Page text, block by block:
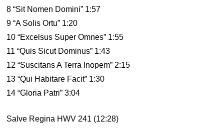
8 “Sit Nomen Domini” 1:57
9 “A Solis Ortu” 1:20
10 “Excelsus Super Omnes” 1:55
11 “Quis Sicut Dominus” 1:43
12 “Suscitans A Terra Inopem” 2:15
13 “Qui Habitare Facit” 1:30
14 “Gloria Patri” 3:04
Salve Regina HWV 241 (12:28)